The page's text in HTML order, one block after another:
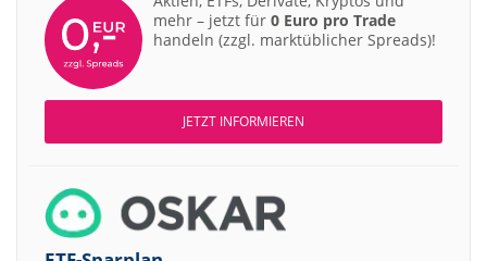
mehr – jetzt für 0 Euro pro Trade
handeln (zzgl. marktüblicher Spreads)!
JETZT INFORMIEREN